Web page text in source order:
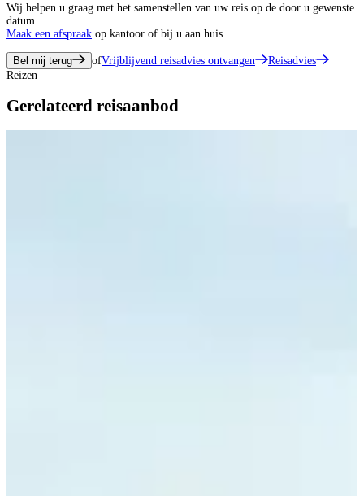
Wij helpen u graag met het samenstellen van uw reis op de door u gewenste
datum.
Maak een afspraak op kantoor of bij u aan huis
Bel mij terug ofVrijblijvend reisadvies ontvangen
Reisadvies
Reizen
Gerelateerd reisaanbod